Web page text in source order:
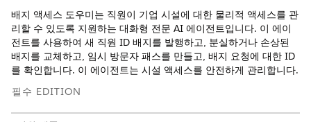
배지 액세스 도우미는 직원이 기업 시설에 대한 물리적 액세스를 관
리할 수 있도록 지원하는 대화형 전문 AI 에이전트입니다. 이 에이
전트를 사용하여 새 직원 ID 배지를 발행하고, 분실하거나 손상된
배지를 교체하고, 임시 방문자 패스를 만들고, 배지 요청에 대한 ID
를 확인합니다. 이 에이전트는 시설 액세스를 안전하게 관리합니다.
필수 EDITION